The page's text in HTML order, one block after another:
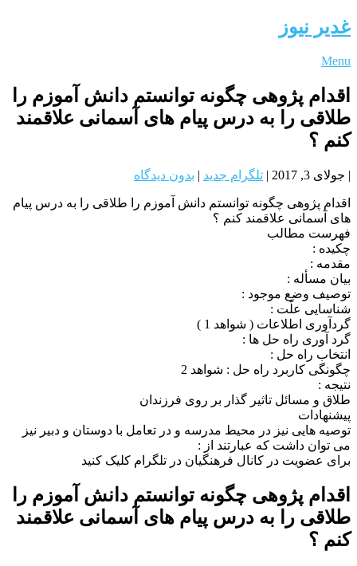
غدیر نیوز
Menu
اقدام پژوهی چگونه توانستم دانش آموزم را
طلاقی را به درس پیام های آسمانی علاقمند
کنم ؟
| جولای 3, 2017 | تلگرام جدید | بدون دیدگاه
اقدام پژوهی چگونه توانستم دانش آموزم را طلاقی را به درس پیام
های آسمانی علاقمند کنم ؟
فهرست مطالب
چکیده :
مقدمه :
بیان مسأله :
توصیف وضع موجود :
شناسایی علّت :
گردآوری اطلاعات ( شواهد 1 )
گرد آوری راه حل ها :
انتخاب راه حل :
چگونگی کاربرد راه حل : شواهد 2
نتیجه :
طلاق و مسائل تاثیر گذار بر روی فرزندان
پیشنهادات
توصیه هایی نیز در محیط مدرسه و در تعامل با دوستان و دبیر نیز
می توان داشت که عبارتند از :
برای عضویت در کانال فرهنگیان در تلگرام کلیک کنید
اقدام پژوهی چگونه توانستم دانش آموزم را
طلاقی را به درس پیام های آسمانی علاقمند
کنم ؟